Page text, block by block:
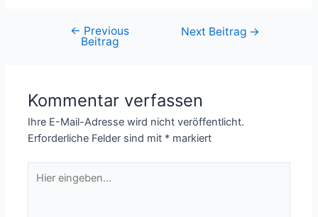
Time Slideshow
without import,
ezShare,
SHAREit, AirCard
Beitrags-
Navigation
← Previous
Beitrag
Next Beitrag →
Kommentar verfassen
Ihre E-Mail-Adresse wird nicht veröffentlicht.
Erforderliche Felder sind mit * markiert
eingeben…